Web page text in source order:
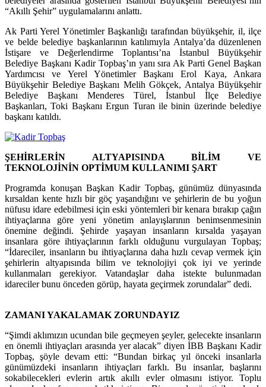
“Akıllı Şehir” uygulamalarını anlattı.
Ak Parti Yerel Yönetimler Başkanlığı tarafından büyükşehir, il, ilçe
ve belde belediye başkanlarının katılımıyla Antalya’da düzenlenen
İstişare ve Değerlendirme Toplantısı’na İstanbul Büyükşehir
Belediye Başkanı Kadir Topbaş’ın yanı sıra Ak Parti Genel Başkan
Yardımcısı ve Yerel Yönetimler Başkanı Erol Kaya, Ankara
Büyükşehir Belediye Başkanı Melih Gökçek, Antalya Büyükşehir
Belediye Başkanı Menderes Türel, İstanbul İlçe Belediye
Başkanları, Toki Başkanı Ergun Turan ile binin üzerinde belediye
başkanı katıldı.
ŞEHİRLERİN ALTYAPISINDA BİLİM VE
TEKNOLOJİNİN OPTİMUM KULLANIMI ŞART
Programda konuşan Başkan Kadir Topbaş, günümüz dünyasında
kırsaldan kente hızlı bir göç yaşandığını ve şehirlerin de bu yoğun
nüfusu idare edebilmesi için eski yöntemleri bir kenara bırakıp çağın
ihtiyaçlarına göre yeni yönetim anlayışlarının benimsenmesinin
önemine değindi. Şehirde yaşayan insanların kırsalda yaşayan
insanlara göre ihtiyaçlarının farklı olduğunu vurgulayan Topbaş;
“İdareciler, insanların bu ihtiyaçlarına daha hızlı cevap vermek için
şehirlerin altyapısında bilim ve teknolojiyi çok iyi ve yerinde
kullanmaları gerekiyor. Vatandaşlar daha istekte bulunmadan
idareciler bunu önceden görüp, hayata geçirmek zorundalar” dedi.
ZAMANI YAKALAMAK ZORUNDAYIZ
“Şimdi aklımızın ucundan bile geçmeyen şeyler, gelecekte insanların
en önemli ihtiyaçları arasında yer alacak” diyen İBB Başkanı Kadir
Topbaş, şöyle devam etti: “Bundan birkaç yıl önceki insanlarla
günümüzdeki insanların ihtiyaçları farklı. Bu insanlar, başlarını
sokabilecekleri evlerin artık akıllı evler olmasını istiyor. Toplu